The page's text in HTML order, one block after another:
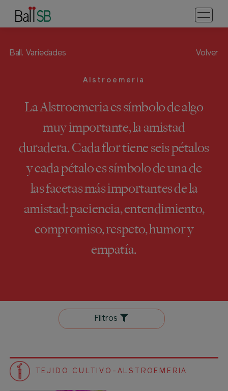
Ball. Variedades Volver
Alstroemeria
La Alstroemeria es símbolo de algo
muy importante, la amistad
duradera. Cada flor tiene seis pétalos
y cada pétalo es símbolo de una de
las facetas más importantes de la
amistad: paciencia, entendimiento,
compromiso, respeto, humor y
empatía.
Filtros
TEJIDO CULTIVO-ALSTROEMERIA